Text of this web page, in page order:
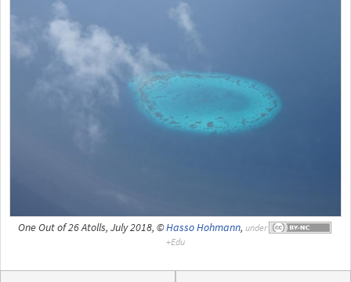
One Out of 26 Atolls, July 2018, ©Hasso Hohmann, under